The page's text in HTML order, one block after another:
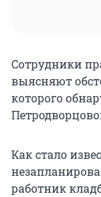
Сотрудники
выясняют
которого
Как стало
работник